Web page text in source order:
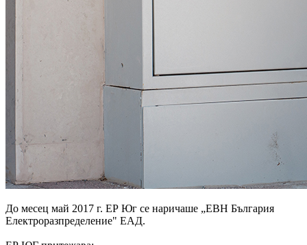
До месец май 2017 г. ЕР Юг се наричаше „ЕВН България
Електроразпределение" ЕАД.